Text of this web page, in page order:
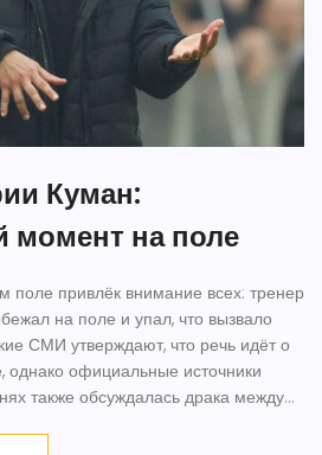
Куман:
момент на поле
поле привлёк внимание всех: тренер
на поле и упал, что вызвало
СМИ утверждают, что речь идёт о
однако официальные источники
также обсуждалась драка между